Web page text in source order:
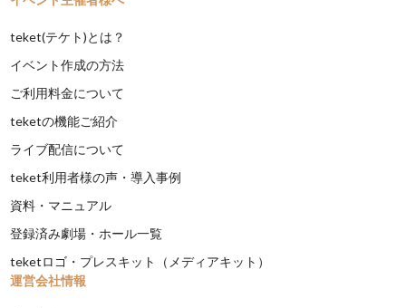
teket(テケト)とは？
イベント作成の方法
ご利用料金について
teketの機能ご紹介
ライブ配信について
teket利用者様の声・導入事例
資料・マニュアル
登録済み劇場・ホール一覧
teketロゴ・プレスキット（メディアキット）
運営会社情報